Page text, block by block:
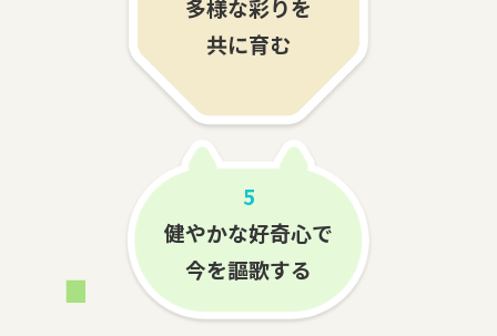
多様な彩りを
共に育む
5
健やかな好奇心で
今を謳歌する